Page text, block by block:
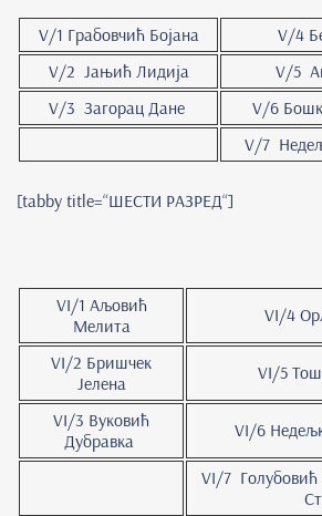
V/1 Грабовчић Бојана
V/4
V/2 Јањић Лидија
V/5
V/3 Загорац Дане
V/6
V/7
[tabby title=“ШЕСТИ РАЗРЕД“]
VI/1 Аљовић
Мелита
VI/4
VI/2 Бришчек
Јелена
VI/5
VI/3 Вуковић
Дубравка
VI/6
VI/7